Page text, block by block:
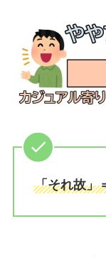
「それ故」